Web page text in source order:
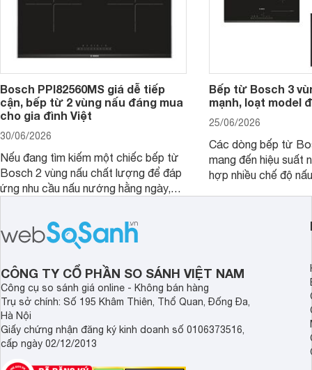
Bosch PPI82560MS giá dễ tiếp
cận, bếp từ 2 vùng nấu đáng mua
cho gia đình Việt
30/06/2026
Nếu đang tìm kiếm một chiếc bếp từ
Bosch 2 vùng nấu chất lượng để đáp
ứng nhu cầu nấu nướng hằng ngày,
chọn đáng cân nhắc.
Bếp từ Bosch 3
mạnh, loạt model
25/06/2026
Các dòng bếp từ
mang đến hiệu suất
hợp nhiều chế độ
vùng nấu đáng mua
CÔNG TY CỔ PHẦN SO SÁNH VIỆT NAM
Công cụ so sánh giá online - Không bán hàng
Trụ sở chính: Số 195 Khâm Thiên, Thổ Quan, Đống Đa,
Hà Nội
Giấy chứng nhận đăng ký kinh doanh số 0106373516,
cấp ngày 02/12/2013